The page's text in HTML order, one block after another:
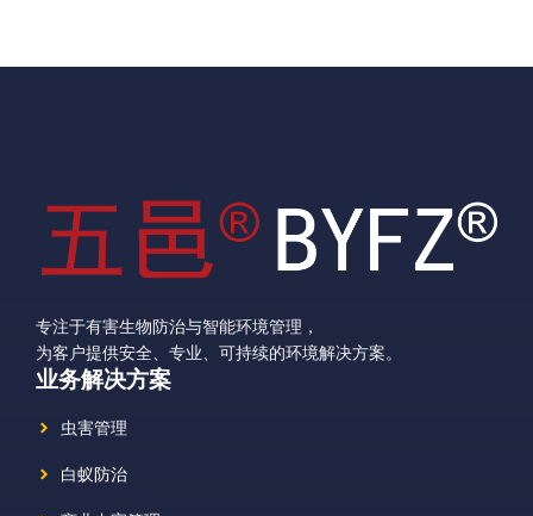
专注于有害生物防治与智能环境管理，
为客户提供安全、专业、可持续的环境解决方案。
业务解决方案
虫害管理
白蚁防治